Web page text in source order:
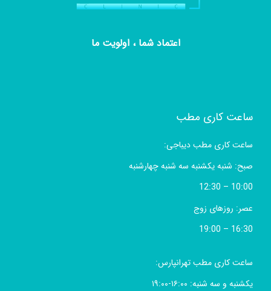
اعتماد شما ، اولویت ما
ساعت کاری مطب
ساعت کاری مطب دیباجی:
صبح: شنبه یکشنبه سه شنبه چهارشنبه
10:00 – 12:30
عصر: روزهای زوج
16:30 – 19:00
ساعت کاری مطب تهرانپارس:
یکشنبه و سه شنبه: ۱۶:۰۰-۱۹:۰۰